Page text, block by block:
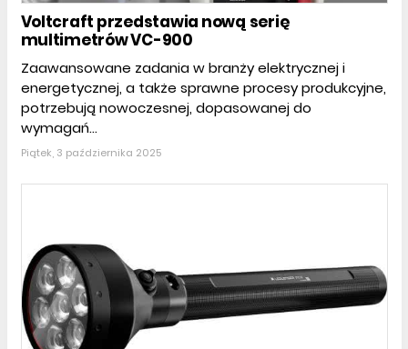
Voltcraft przedstawia nową serię
multimetrów VC-900
Zaawansowane zadania w branży elektrycznej i
energetycznej, a także sprawne procesy produkcyjne,
potrzebują nowoczesnej, dopasowanej do
wymagań...
Piątek, 3 października 2025